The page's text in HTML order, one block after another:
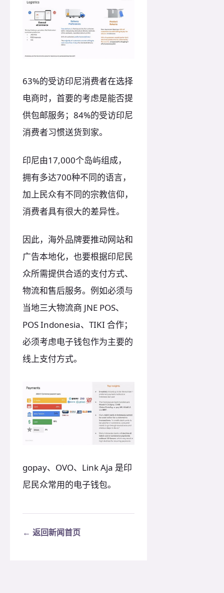
63%的受访印尼消费者在选择
电商时，首要的考虑是能否提
供包邮服务；84%的受访印尼
消费者习惯送货到家。
印尼由17,000个岛屿组成，
拥有多达700种不同的语言，
加上民众有不同的宗教信仰，
消费者具有很大的差异性。
因此，海外品牌要推动网站和
广告本地化，也要根据印尼民
众所需提供合适的支付方式、
物流和售后服务。例如必须与
当地三大物流商 JNE POS、
POS Indonesia、TIKI 合作；
必须考虑电子钱包作为主要的
线上支付方式。
gopay、OVO、Link Aja 是印
尼民众常用的电子钱包。
← 返回新闻首页